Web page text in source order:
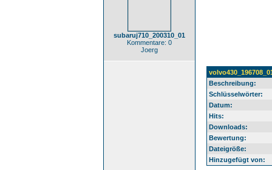
subaruj710_200310_01
Kommentare: 0
Joerg
Beschreibung:
Schlüsselwörter:
Datum:
Hits:
Downloads:
Bewertung:
Dateigröße:
Hinzugefügt von: